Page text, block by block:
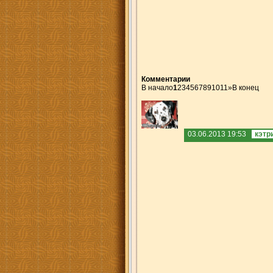
Комментарии
В начало1234567891011»В конец
03.06.2013 19:53